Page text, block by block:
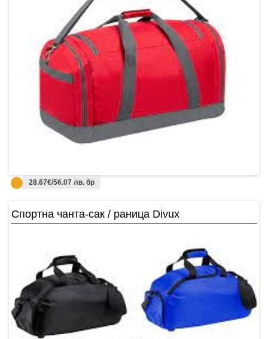
28.67€/56.07 лв. бр
Спортна чанта-сак / раница Divux